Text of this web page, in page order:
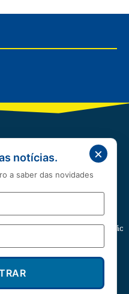
Entretenimento Educação
×
notícias.
a saber das novidades